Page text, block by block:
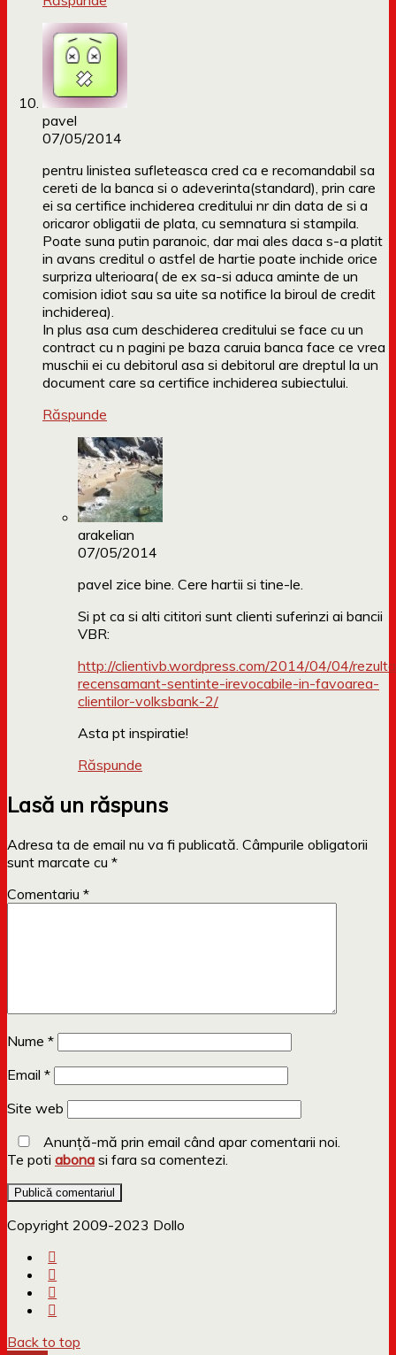
pavel
07/05/2014
pentru linistea sufleteasca cred ca e recomandabil sa
cereti de la banca si o adeverinta(standard), prin care
ei sa certifice inchiderea creditului nr din data de si a
oricaror obligatii de plata, cu semnatura si stampila.
Poate suna putin paranoic, dar mai ales daca s-a platit
in avans creditul o astfel de hartie poate inchide orice
surpriza ulterioara( de ex sa-si aduca aminte de un
comision idiot sau sa uite sa notifice la biroul de credit
inchiderea).
In plus asa cum deschiderea creditului se face cu un
contract cu n pagini pe baza caruia banca face ce vrea
muschii ei cu debitorul asa si debitorul are dreptul la un
document care sa certifice inchiderea subiectului.
Răspunde
arakelian
07/05/2014
pavel zice bine. Cere hartii si tine-le.
Si pt ca si alti cititori sunt clienti suferinzi ai bancii
VBR:
http://clientivb.wordpress.com/2014/04/04/
recensamant-sentinte-irevocabile-in-favoarea-
clientilor-volksbank-2/
Asta pt inspiratie!
Răspunde
Lasă un răspuns
Adresa ta de email nu va fi publicată. Câmpurile obligatorii
sunt marcate cu *
Comentariu *
Nume *
Email *
Site web
Anunță-mă prin email când apar comentarii noi.
Te poti abona si fara sa comentezi.
Copyright 2009-2023 Dollo
Back to top